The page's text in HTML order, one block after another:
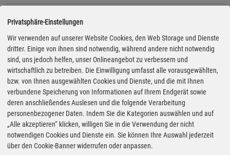
2.029€
07:30 Uhr
Hamburger Str. 85, 25746 Heide
geöffnet bis 22:00 Uhr
Entfernung: ca. 10 km * Route planen
2.029€
07:35 Uhr
Shell
Meldorfer Str. 219, 25746 Heide
ganztägig geöffnet
Entfernung: ca. 10.5 km* Route planen
2.029€
07:15 Uhr
bft-willer
Waldschlößchenstr. 95, 25746 Heide
geöffnet bis 20:00 Uhr
Privatsphäre-Einstellungen
Wir verwenden auf unserer Website Cookies, den Web Storage und Dienste
dritter. Einige von ihnen sind notwendig, während andere nicht notwendig
sind, uns jedoch helfen, unser Onlineangebot zu verbessern und
wirtschaftlich zu betreiben. Die Einwilligung umfasst alle vorausgewählten,
bzw. von Ihnen ausgewählten Cookies und Dienste, und die mit Ihnen
verbundene Speicherung von Informationen auf Ihrem Endgerät sowie
deren anschließendes Auslesen und die folgende Verarbeitung
personenbezogener Daten. Indem Sie die Kategorien auswählen und auf
„Alle akzeptieren“ klicken, willigen Sie in die Verwendung der nicht
notwendigen Cookies und Dienste ein. Sie können Ihre Auswahl jederzeit
über den Cookie-Banner widerrufen oder anpassen.